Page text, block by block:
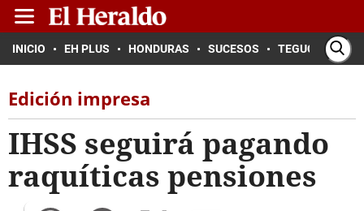
INICIO EH PLUS HONDURAS SUCESOS TEGUCIGALPA
Edición impresa
IHSS seguirá pagando
raquíticas pensiones